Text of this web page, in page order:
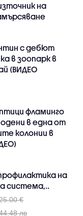
на
с дебют
в зоопарк в
(ВИДЕО
фламинго
в една от
колонии в
на
система,..
€
лв